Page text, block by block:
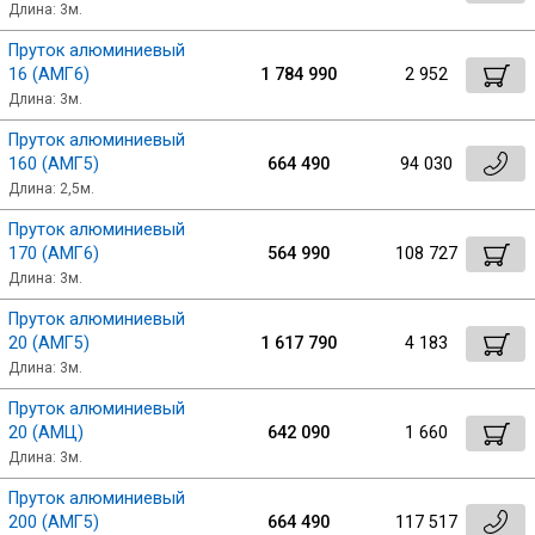
Длина: 3м.
Пруток алюминиевый
16 (АМГ6)
Длина: 3м.
1 784 990 2 952
Пруток алюминиевый
160 (АМГ5)
Длина: 2,5м.
664 490 94 030
Пруток алюминиевый
170 (АМГ6)
Длина: 3м.
564 990 108 727
Пруток алюминиевый
20 (АМГ5)
Длина: 3м.
1 617 790 4 183
Пруток алюминиевый
20 (АМЦ)
Длина: 3м.
642 090 1 660
Пруток алюминиевый
200 (АМГ5)
664 490 117 517